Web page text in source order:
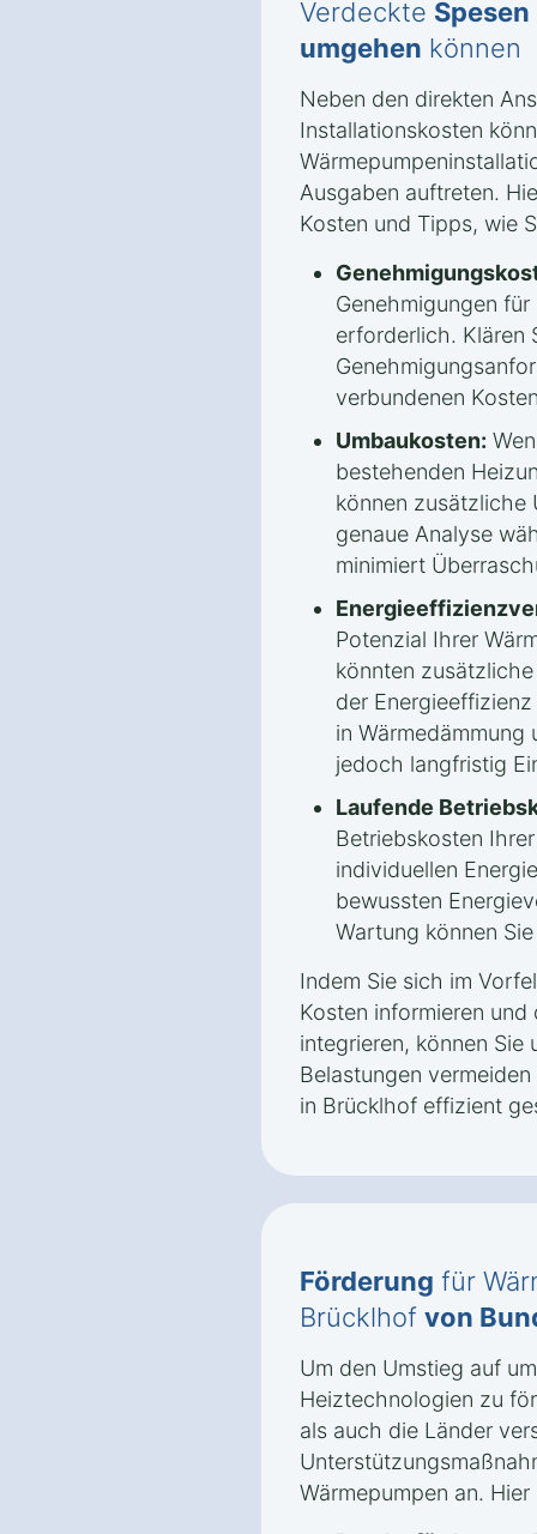
Verdeckte Spesen
umgehen können
Neben den direkten
Installationskosten
Ausgaben auftreten.
Kosten und Tipps, wie
Genehmigungen
erforderlich. Klären
verbundenen
Umbaukosten:
bestehenden
können zusätzliche
genaue Analyse
minimiert
Potenzial Ihrer
könnten
der
in Wärmedämmung
jedoch langfristig
Laufende
Betriebskosten
individuellen
bewussten
Wartung können
Indem Sie sich im
Kosten informieren und
integrieren, können Sie
Belastungen
in Brücklhof effizient
Förderung für
Brücklhof von
Um den Umstieg auf
Heiztechnologien zu
als auch die Länder
Wärmepumpen an.